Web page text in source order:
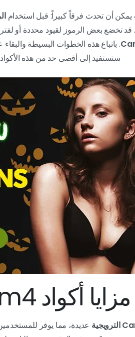
أن تحدث فرقاً كبيراً: قبل استخدام
قد تخضع بعض الرموز لقيود محددة أو
. باتباع هذه الخطوات البسيطة
ستستفيد إلى أقصى حد من هذه الأكواد الترويجية لكام 4 مع الاستمتاع
مزايا أكواد Cam4 الترويجية
عديدة، مما يوفر